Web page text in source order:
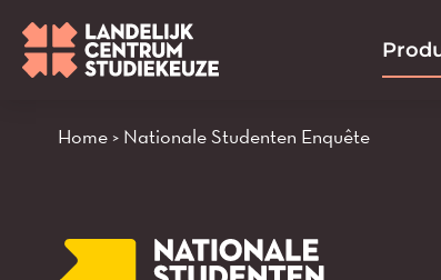
naar
de
Home> Nationale Studenten Enquête